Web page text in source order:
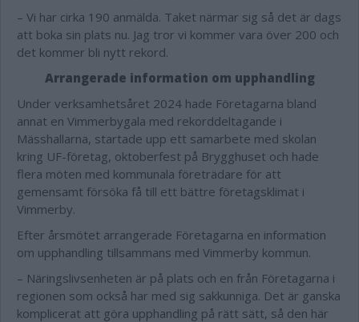
– Vi har cirka 190 anmälda. Taket närmar sig så det är dags
att boka sin plats nu. Jag tror vi kommer vara över 200 och
det kommer bli nytt rekord.
Arrangerade information om upphandling
Under verksamhetsåret 2024 hade Företagarna bland
annat en Vimmerbygala med rekorddeltagande i
Mässhallarna, startade upp ett samarbete med skolan
kring UF-företag, oktoberfest på Brygghuset och hade
flera möten med kommunala företrädare för att
gemensamt försöka få till ett bättre företagsklimat i
Vimmerby.
Efter årsmötet arrangerade Företagarna en information
om upphandling tillsammans med Vimmerby kommun.
– Näringslivsenheten är på plats och en från Företagarna i
regionen som också har med sig sakkunniga. Det är ganska
komplicerat att göra upphandling på rätt sätt, så den här